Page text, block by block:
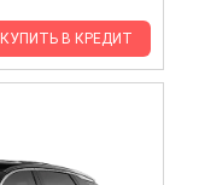
КУПИТЬ В КРЕДИТ